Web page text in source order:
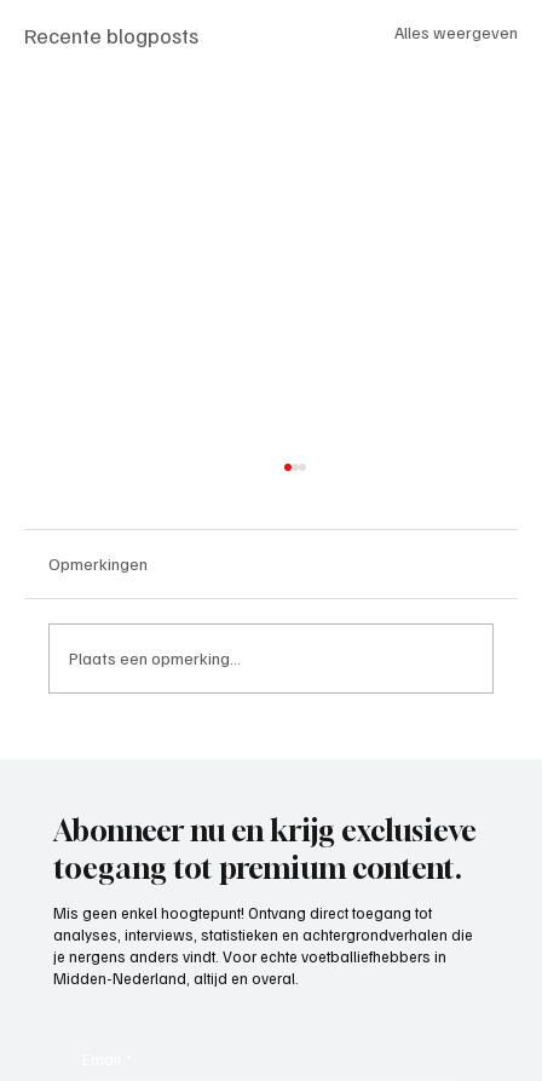
Recente blogposts Alles weergeven
Opmerkingen
Plaats een opmerking...
Abonneer nu en krijg exclusieve
toegang tot premium content.
Mis geen enkel hoogtepunt! Ontvang direct toegang tot
analyses, interviews, statistieken en achtergrondverhalen die
je nergens anders vindt. Voor echte voetballiefhebbers in
Midden-Nederland, altijd en overal.